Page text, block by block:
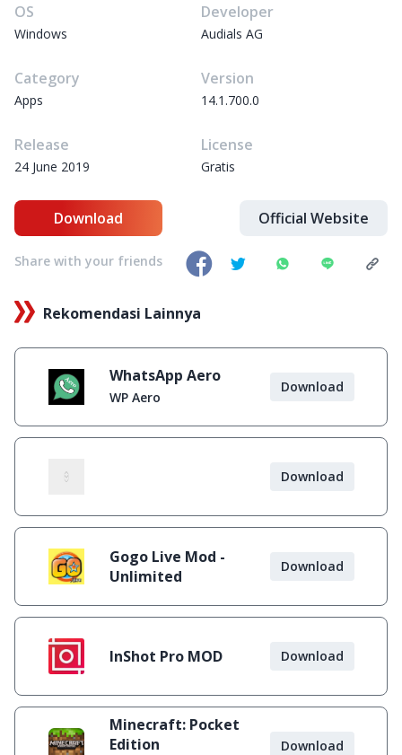
OS
Windows
Developer
Audials AG
Category
Apps
Version
14.1.700.0
Release
24 June 2019
License
Gratis
Download Official Website
Share with your friends
Rekomendasi Lainnya
WhatsApp Aero
WP Aero
Download
Download
Gogo Live Mod -
Unlimited
Download
InShot Pro MOD Download
Minecraft: Pocket
Edition
Download